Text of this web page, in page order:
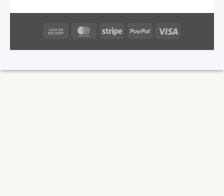
Visa
PayPal
Stripe
MasterCard
Delivery